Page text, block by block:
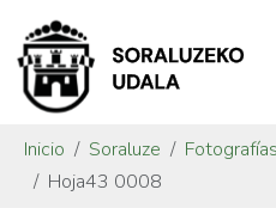
Inicio Soraluze Fotografías
Hoja43 0008